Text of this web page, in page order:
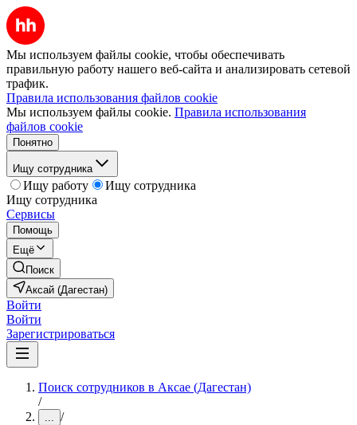
Мы используем файлы cookie, чтобы обеспечивать
правильную работу нашего веб-сайта и анализировать сетевой
трафик.
Правила использования файлов cookie
Мы используем файлы cookie. Правила использования
файлов cookie
Понятно
Ищу сотрудника
Ищу работу
Ищу сотрудника
Ищу сотрудника
Сервисы
Помощь
Ещё
Поиск
Аксай (Дагестан)
Войти
Войти
Зарегистрироваться
Поиск сотрудников в Аксае (Дагестан)
/
... /